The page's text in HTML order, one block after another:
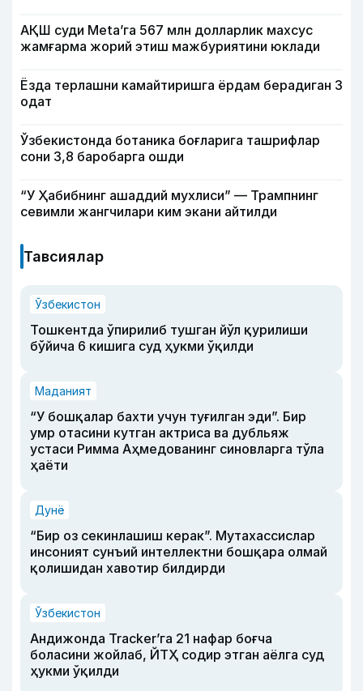
АҚШ суди Meta’га 567 млн долларлик махсус
жамғарма жорий этиш мажбуриятини юклади
Ёзда терлашни камайтиришга ёрдам берадиган 3
одат
Ўзбекистонда ботаника боғларига ташрифлар
сони 3,8 баробарга ошди
“У Ҳабибнинг ашаддий мухлиси” — Трампнинг
севимли жангчилари ким экани айтилди
Тавсиялар
Ўзбекистон
Тошкентда ўпирилиб тушган йўл қурилиши
бўйича 6 кишига суд ҳукми ўқилди
Маданият
“У бошқалар бахти учун туғилган эди”. Бир
умр отасини кутган актриса ва дубльяж
устаси Римма Аҳмедованинг синовларга тўла
ҳаёти
Дунё
“Бир оз секинлашиш керак”. Мутахассислар
инсоният сунъий интеллектни бошқара олмай
қолишидан хавотир билдирди
Ўзбекистон
Андижонда Tracker’га 21 нафар боғча
боласини жойлаб, ЙТҲ содир этган аёлга суд
ҳукми ўқилди